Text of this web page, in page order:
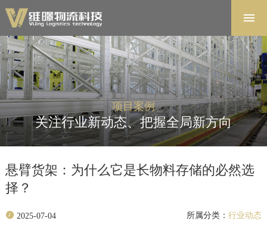
解决方案
软件系统
产品中心
项目案例
关于维暻
联系我们
项目案例
关注行业新动态、把握全局新方向
悬臂货架：为什么它是长物料存储的必然选
择？
2025-07-04 所属分类：行业动态